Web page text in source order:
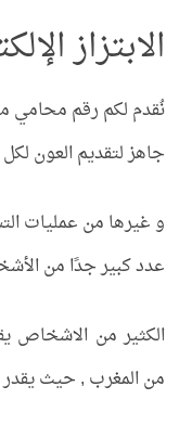
الابتزاز
نُقدم لكم رقم محامي
جاهز لتقديم العون
و غيرها من عمليات
عدد كبير جدًا من
الكثير من الاشخاص
من المغرب , حيث